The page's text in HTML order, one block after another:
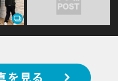
を見る